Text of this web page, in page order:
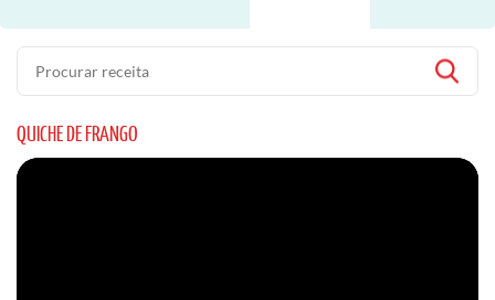
Pesquisa
QUICHE DE FRANGO